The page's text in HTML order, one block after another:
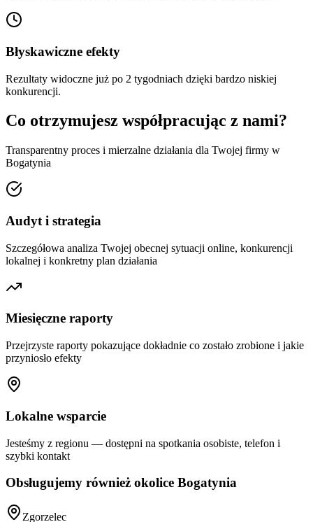
Błyskawiczne efekty
Rezultaty widoczne już po 2 tygodniach dzięki bardzo niskiej
konkurencji.
Co otrzymujesz współpracując z nami?
Transparentny proces i mierzalne działania dla Twojej firmy w
Bogatynia
Audyt i strategia
Szczegółowa analiza Twojej obecnej sytuacji online, konkurencji
lokalnej i konkretny plan działania
Miesięczne raporty
Przejrzyste raporty pokazujące dokładnie co zostało zrobione i jakie
przyniosło efekty
Lokalne wsparcie
Jesteśmy z regionu — dostępni na spotkania osobiste, telefon i
szybki kontakt
Obsługujemy również okolice Bogatynia
Zgorzelec